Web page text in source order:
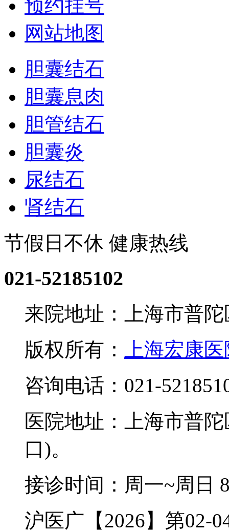
预约挂号
网站地图
胆囊结石
胆囊息肉
胆管结石
胆囊炎
尿结石
肾结石
节假日不休 健康热线
021-52185102
来院地址：上海市普
版权所有：
上海宏康
咨询电话：021-
医院地址：上海市普
口)。
接诊时间：周一~周日
沪医广【2026】第02-